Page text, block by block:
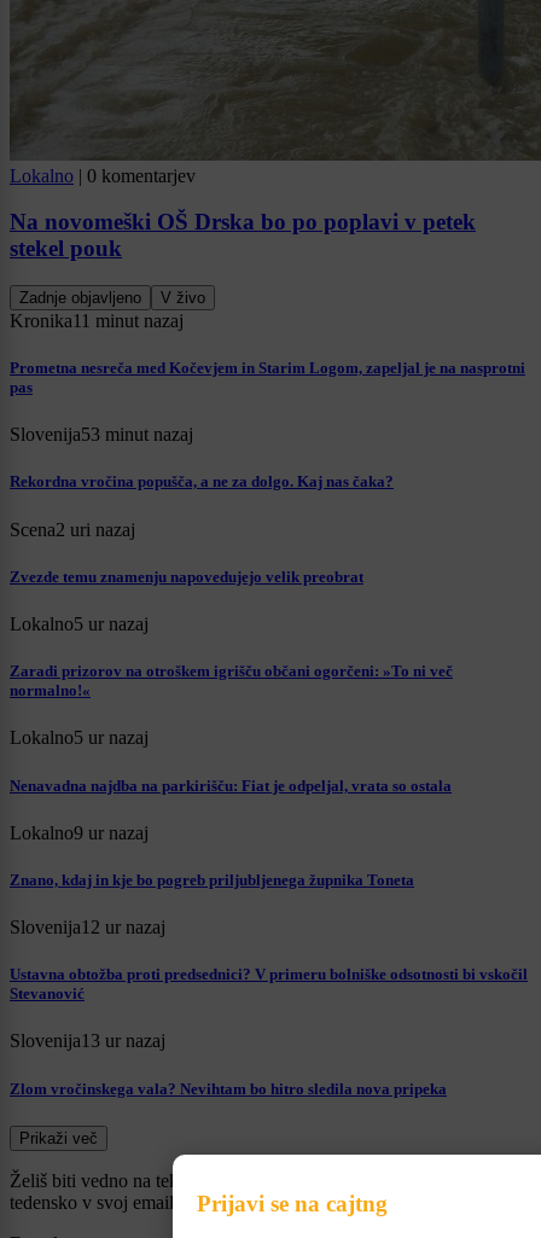
Lokalno | 0 komentarjev
Na novomeški OŠ Drska bo po poplavi v petek
stekel pouk
Zadnje objavljeno V živo
Kronika11 minut nazaj
Prometna nesreča med Kočevjem in Starim Logom, zapeljal je na nasprotni
pas
Slovenija53 minut nazaj
Rekordna vročina popušča, a ne za dolgo. Kaj nas čaka?
Scena2 uri nazaj
Zvezde temu znamenju napovedujejo velik preobrat
Lokalno5 ur nazaj
Zaradi prizorov na otroškem igrišču občani ogorčeni: »To ni več
normalno!«
Lokalno5 ur nazaj
Nenavadna najdba na parkirišču: Fiat je odpeljal, vrata so ostala
Lokalno9 ur nazaj
Znano, kdaj in kje bo pogreb priljubljenega župnika Toneta
Slovenija12 ur nazaj
Ustavna obtožba proti predsednici? V primeru bolniške odsotnosti bi vskočil
Stevanović
Slovenija13 ur nazaj
Zlom vročinskega vala? Nevihtam bo hitro sledila nova pripeka
Prikaži več
Želiš biti vedno na tekočem? Prijavi se na novice in dvakrat
tedensko v svoj email nabiralnik prejmi pregled svežih novic.
Prijavi se na cajtng